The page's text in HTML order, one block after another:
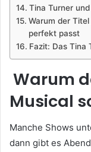
Tina Turner
Warum der Titel
perfekt passt
Fazit: Das Tina
Warum
Musical
Manche Shows
dann gibt es